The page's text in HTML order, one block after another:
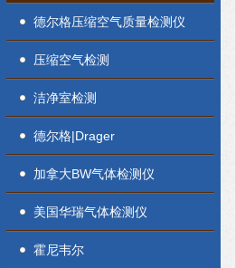
德尔格压缩空气质量检测仪
压缩空气检测
洁净室检测
德尔格|Drager
加拿大BW气体检测仪
美国华瑞气体检测仪
霍尼韦尔